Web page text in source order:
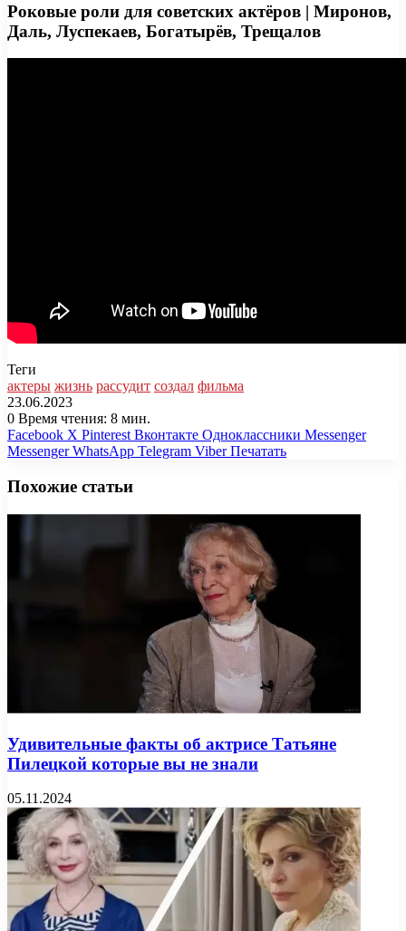
Роковые роли для советских актёров | Миронов,
Даль, Луспекаев, Богатырёв, Трещалов
Теги
актеры жизнь рассудит создал фильма
23.06.2023
0 Время чтения: 8 мин.
Facebook X Pinterest Вконтакте Одноклассники Messenger
Messenger WhatsApp Telegram Viber Печатать
Похожие статьи
Удивительные факты об актрисе Татьяне
Пилецкой которые вы не знали
05.11.2024